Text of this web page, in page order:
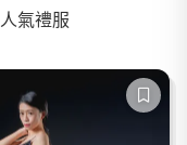
人氣禮服